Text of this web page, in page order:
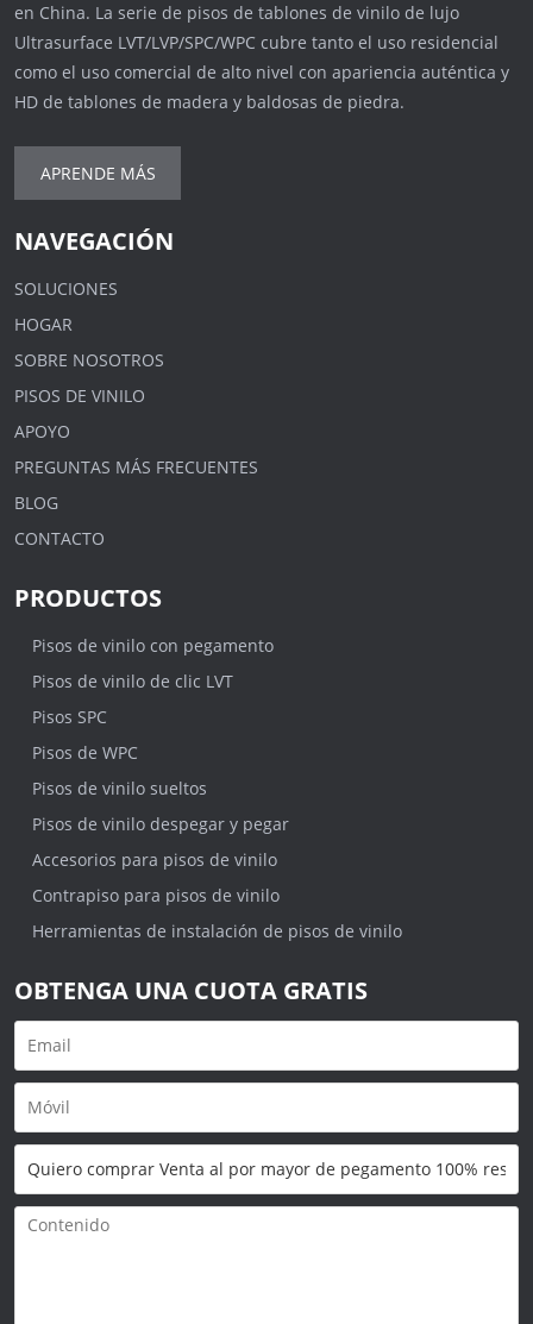
en China. La serie de pisos de tablones de vinilo de lujo
Ultrasurface LVT/LVP/SPC/WPC cubre tanto el uso residencial
como el uso comercial de alto nivel con apariencia auténtica y
HD de tablones de madera y baldosas de piedra.
APRENDE MÁS
NAVEGACIÓN
SOLUCIONES
HOGAR
SOBRE NOSOTROS
PISOS DE VINILO
APOYO
PREGUNTAS MÁS FRECUENTES
BLOG
CONTACTO
PRODUCTOS
Pisos de vinilo con pegamento
Pisos de vinilo de clic LVT
Pisos SPC
Pisos de WPC
Pisos de vinilo sueltos
Pisos de vinilo despegar y pegar
Accesorios para pisos de vinilo
Contrapiso para pisos de vinilo
Herramientas de instalación de pisos de vinilo
OBTENGA UNA CUOTA GRATIS